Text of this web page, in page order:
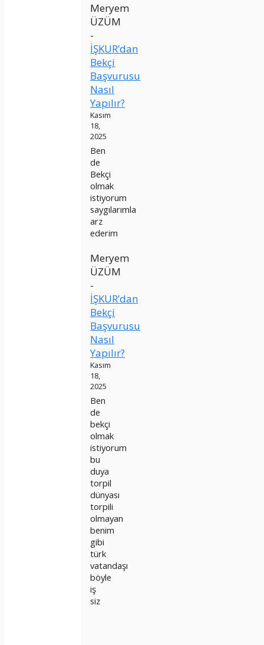
Meryem
ÜZÜM
-
İŞKUR’dan
Bekçi
Başvurusu
Nasıl
Yapılır?
Kasım
18,
2025
Ben
de
Bekçi
olmak
istiyorum
saygılarımla
arz
ederim
Meryem
ÜZÜM
-
İŞKUR’dan
Bekçi
Başvurusu
Nasıl
Yapılır?
Kasım
18,
2025
Ben
de
bekçi
olmak
istiyorum
bu
duya
torpil
dünyası
torpili
olmayan
benim
gibi
türk
vatandaşı
böyle
iş
siz